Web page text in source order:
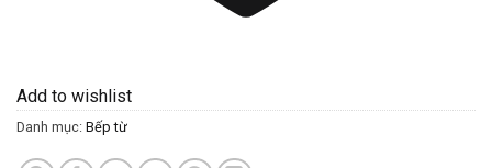
Add to wishlist
Danh mục: Bếp từ